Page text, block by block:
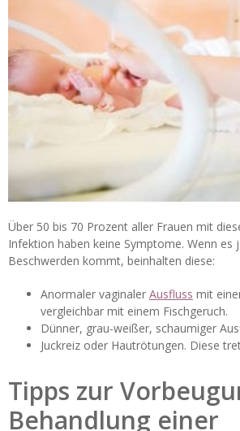
Über 50 bis 70 Prozent aller Frauen mit
Infektion haben keine Symptome. Wenn es
Beschwerden kommt, beinhalten diese:
Anormaler vaginaler Ausfluss mit
vergleichbar mit einem Fischgeruch.
Dünner, grau-weißer, schaumiger
Juckreiz oder Hautrötungen. Diese
Tipps zur
Behandlung einer